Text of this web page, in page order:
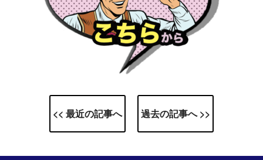
<< 最近の記事へ 過去の記事へ >>